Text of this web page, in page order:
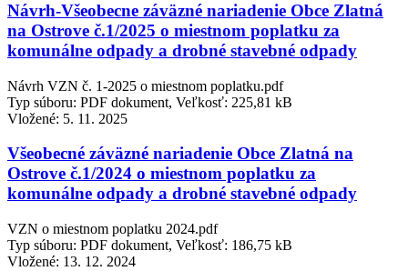
Návrh-Všeobecne záväzné nariadenie Obce Zlatná
na Ostrove č.1/2025 o miestnom poplatku za
komunálne odpady a drobné stavebné odpady
Návrh VZN č. 1-2025 o miestnom poplatku.pdf
Typ súboru: PDF dokument, Veľkosť: 225,81 kB
Vložené: 5. 11. 2025
Všeobecné záväzné nariadenie Obce Zlatná na
Ostrove č.1/2024 o miestnom poplatku za
komunálne odpady a drobné stavebné odpady
VZN o miestnom poplatku 2024.pdf
Typ súboru: PDF dokument, Veľkosť: 186,75 kB
Vložené: 13. 12. 2024